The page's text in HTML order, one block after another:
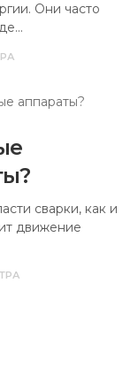
Они часто
сварки, как и
движение